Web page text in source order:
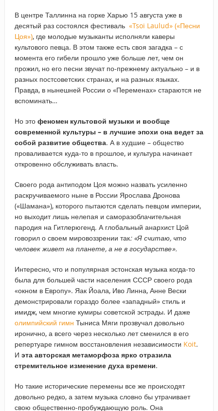
В центре Таллинна на горке Харью 15 августа уже в
десятый раз состоялся фестиваль «Tsoi Laulud» («Песни
Цоя»), где молодые музыканты исполняли каверы
культового певца. В этом также есть своя загадка – с
момента его гибели прошло уже больше лет, чем он
прожил, но его песни звучат по-прежнему актуально – и в
разных постсоветских странах, и на разных языках.
Правда, в нынешней России о «Переменах» стараются не
вспоминать…
Но это феномен культовой музыки и вообще
современной культуры – в лучшие эпохи она ведет за
собой развитие общества. А в худшие – общество
проваливается куда-то в прошлое, и культура начинает
откровенно обслуживать власть.
Своего рода антиподом Цоя можно назвать усиленно
раскручиваемого ныне в России Ярослава Дронова
(«Шамана»), которого пытаются сделать певцом империи,
но выходит лишь нелепая и саморазоблачительная
пародия на Гитлерюгенд. А глобальный анархист Цой
говорил о своем мировоззрении так: «Я считаю, что
человек живет на планете, а не в государстве».
Интересно, что и популярная эстонская музыка когда-то
была для большей части населения СССР своего рода
«окном в Европу». Яак Йоала, Иво Линна, Анне Вески
демонстрировали гораздо более «западный» стиль и
имидж, чем многие кумиры советской эстрады. И даже
олимпийский гимн Тыниса Мяги прозвучал довольно
иронично, а всего через несколько лет сменился в его
репертуаре гимном восстановления независимости Koit.
И эта авторская метаморфоза ярко отразила
стремительное изменение духа времени.
Но такие исторические перемены все же происходят
довольно редко, а затем музыка словно бы утрачивает
свою общественно-пробуждающую роль. Она